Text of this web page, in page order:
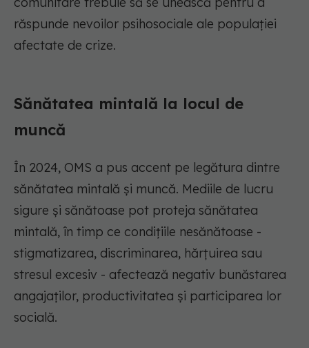
răspunde nevoilor psihosociale ale populației
afectate de crize.
Sănătatea mintală la locul de
muncă
În 2024, OMS a pus accent pe legătura dintre
sănătatea mintală și muncă. Mediile de lucru
sigure și sănătoase pot proteja sănătatea
mintală, în timp ce condițiile nesănătoase -
stigmatizarea, discriminarea, hărțuirea sau
stresul excesiv - afectează negativ bunăstarea
angajaților, productivitatea și participarea lor
socială.